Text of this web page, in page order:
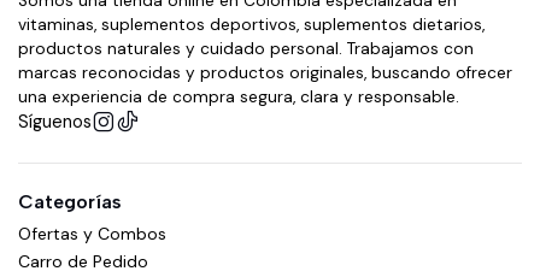
vitaminas, suplementos deportivos, suplementos dietarios,
productos naturales y cuidado personal. Trabajamos con
marcas reconocidas y productos originales, buscando ofrecer
una experiencia de compra segura, clara y responsable.
Síguenos
Categorías
Ofertas y Combos
Carro de Pedido